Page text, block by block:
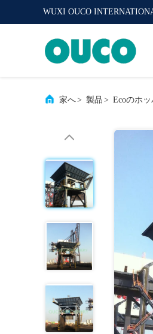
WUXI OUCO
家へ> 製品 > Ecoのホッ